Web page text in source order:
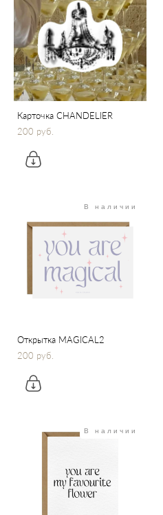
Карточка CHANDELIER
200 pуб.
В наличии
Открытка MAGICAL2
200 pуб.
В наличии